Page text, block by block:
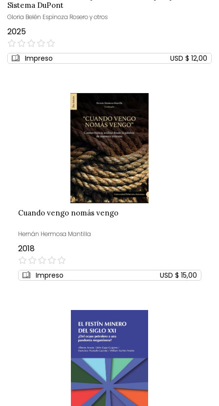
Sistema DuPont
Gloria Belén Espinoza Rosero y otros
2025
0%
Impreso USD $ 12,00
Cuando vengo nomás vengo
Hernán Hermosa Mantilla
2018
0%
Impreso USD $ 15,00